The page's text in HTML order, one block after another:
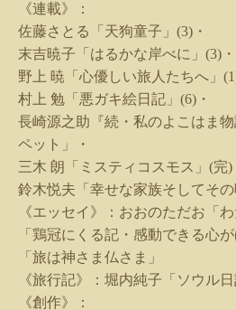
《連載》：
佐藤さとる「天狗童子」 (3) ・
末吉暁子「はるかな岸べに」 (3) ・
野上 暁「心優しい旅人たちへ」
村上 勉「悪ガキ絵日記」 (6) ・
長崎源之助『続・私のよこはま物
ペット」・
三木 朗「ミスティコスモス」 (完)
鈴木悦夫「幸せな家族そしてその
《エッセイ》：おおのただお「
「鶏冠にくる記・感動できる心
「旅は神さま仏さま」
《旅行記》：堀内純子「ソウル日
《創作》：